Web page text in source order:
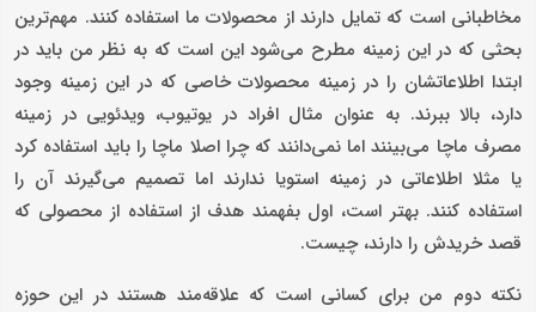
مخاطبانی است که تمایل دارند از محصولات ما استفاده کنند. مهم‌ترین
بحثی که در این زمینه مطرح می‌شود این است که به نظر من باید در
ابتدا اطلاعاتشان را در زمینه محصولات خاصی که در این زمینه وجود
دارد، بالا ببرند. به عنوان مثال افراد در یوتیوب، ویدئویی در زمینه
مصرف ماچا می‌بینند اما نمی‌دانند که چرا اصلا ماچا را باید استفاده کرد
یا مثلا اطلاعاتی در زمینه استویا ندارند اما تصمیم می‌گیرند آن را
استفاده کنند. بهتر است، اول بفهمند هدف از استفاده از محصولی که
قصد خریدش را دارند، چیست.
نکته دوم من برای کسانی است که علاقه‌مند هستند در این حوزه